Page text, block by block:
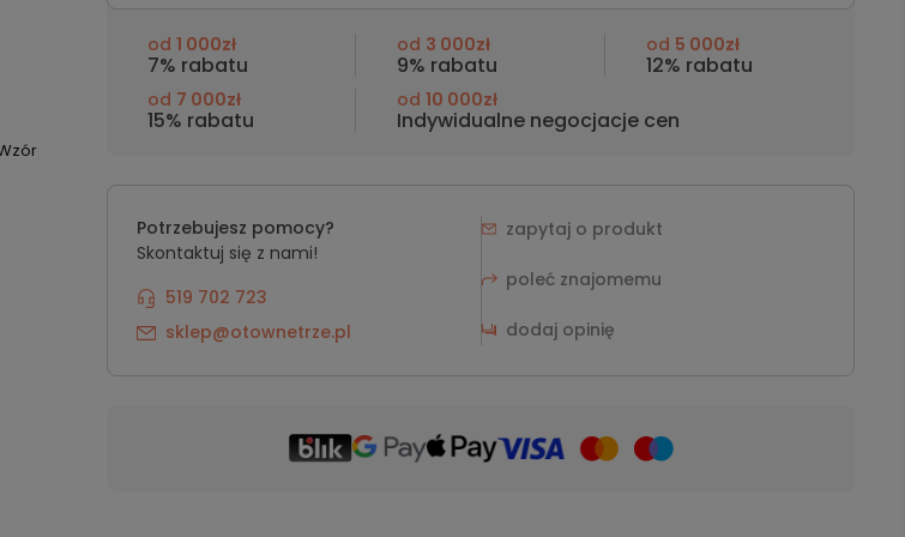
od 1 000zł
7% rabatu
od 3 000zł
9% rabatu
od 5 000zł
12% rabatu
od 7 000zł
15% rabatu
od10 000zł
Indywidualne negocjacje cen
Potrzebujesz pomocy?
Skontaktuj się z nami!
519 702 723
sklep@otownetrze.pl
zapytaj o produkt
poleć znajomemu
dodaj opinię